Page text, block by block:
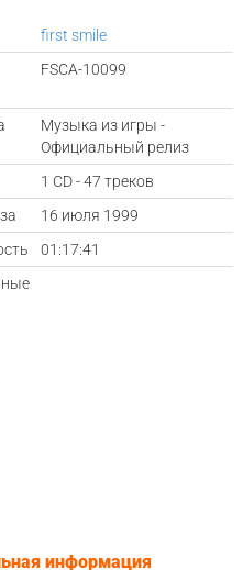
first smile
FSCA-10099
Музыка из игры -
Официальный релиз
1 CD - 47 треков
16 июля 1999
01:17:41
информация